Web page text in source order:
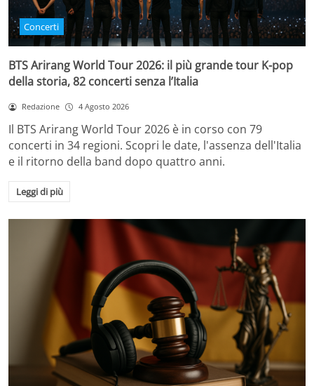
Concerti
BTS Arirang World Tour 2026: il più grande tour K-pop
della storia, 82 concerti senza l’Italia
Redazione 4 Agosto 2026
Il BTS Arirang World Tour 2026 è in corso con 79
concerti in 34 regioni. Scopri le date, l'assenza dell'Italia
e il ritorno della band dopo quattro anni.
Leggi di più